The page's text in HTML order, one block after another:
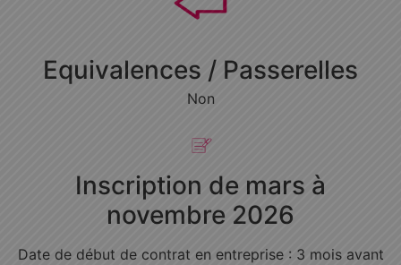
Equivalences / Passerelles
Non
Inscription de mars à
novembre 2026
Date de début de contrat en entreprise : 3 mois avant